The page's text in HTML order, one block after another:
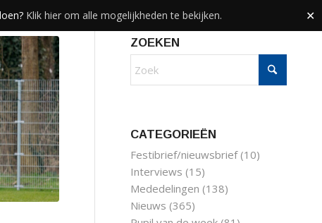
Klik hier om alle mogelijkheden te bekijken. ✕
ZOEKEN
CATEGORIEËN
Festibrief/nieuwsbrief(10)
Interviews (15)
Mededelingen (138)
Nieuws (365)